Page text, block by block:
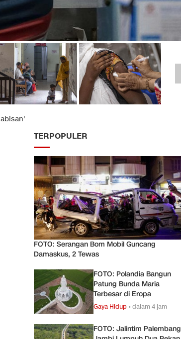
TERPOPULER
FOTO: Serangan Bom Mobil Guncang
Damaskus, 2 Tewas
FOTO: Polandia Bangun
Patung Bunda Maria
Terbesar di Eropa
Gaya Hidup •dalam 4 jam
FOTO: Jalintim Palembang